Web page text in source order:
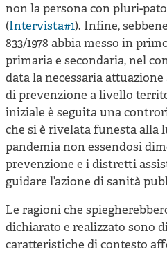
non la persona con pluri-
(Intervista#1). Infine,
833/1978 abbia messo in
primaria e secondaria, nel
data la necessaria
di prevenzione a livello
iniziale è seguita una
che si è rivelata funesta alla
pandemia non essendosi
prevenzione e i distretti
guidare l’azione di sanità
Le ragioni che
dichiarato e realizzato sono
caratteristiche di contesto